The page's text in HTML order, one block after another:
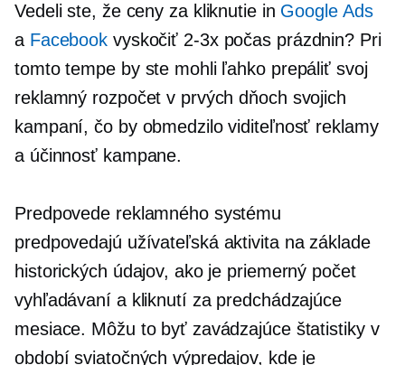
Vedeli ste, že ceny za kliknutiein Google Ads
a Facebook vyskočiť 2-3xpočas prázdnin? Pri
tomto tempe by ste mohli ľahko prepáliť svoj
reklamný rozpočet v prvých dňoch svojich
kampaní, čo by obmedzilo viditeľnosť reklamy
a účinnosť kampane.
Predpovede reklamného systému
predpovedajú užívateľská aktivitana základe
historických údajov, ako je priemerný počet
vyhľadávaní a kliknutí za predchádzajúce
mesiace. Môžu to byť zavádzajúce štatistiky v
období sviatočných výpredajov, kde je